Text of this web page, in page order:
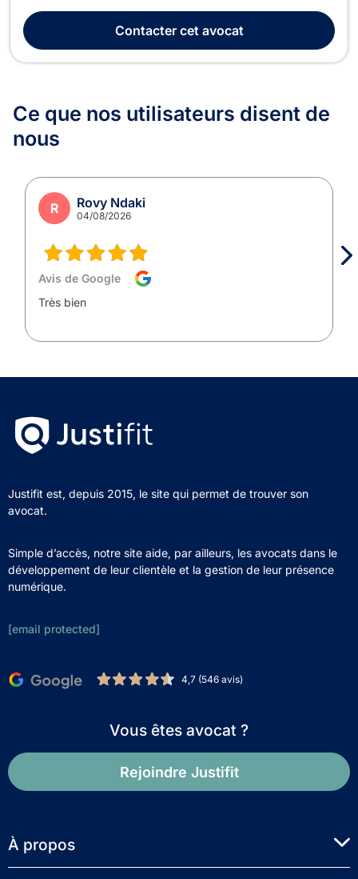
(droit des contrats et obligations), Troubles du Voisinage. Son
cabinet, situé au centr...Contactercet avocat
Ce que nos utilisateurs disent de
nous
R Rovy Ndaki
04/08/2026
Avis de Google
Très bien
Justifit est, depuis 2015, le site qui permet de trouver son
avocat.
Simple d’accès, notre site aide, par ailleurs, les avocats dans le
développement de leur clientèle et la gestion de leur présence
numérique.
[email protected]
4,7 (546 avis)
Vous êtes avocat ?
Rejoindre Justifit
À propos